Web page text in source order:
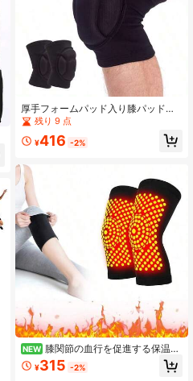
厚手フォームパッド入り膝パッド、
衝突防止・衝撃吸収、家庭、スポー
ツ、フィットネス、ヨガ、ピラティ
ス、ガーデニング、ダンス、膝保護
残り 9 点
¥416 -2%
NEW 膝関節の血行を促進する保温膝
パッド、通気性のある保温膝パッ
ド、男女老若男女向け、保温、ヘル
¥315 -2%